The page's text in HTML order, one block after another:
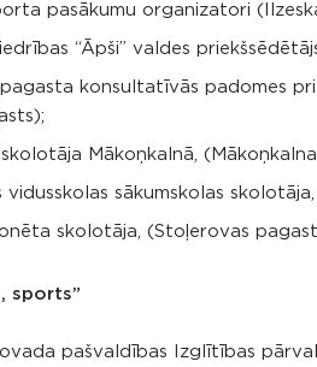
pasākumu organizatori
“Āpši” valdes
konsultatīvās padomes
skolotāja Mākoņkalnā,
vidusskolas sākumskolas
skolotāja, (Stoļerovas
sports”
pašvaldības Izglītības